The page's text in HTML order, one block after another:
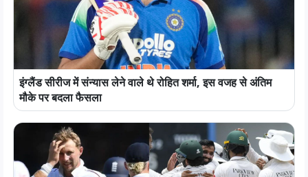
इंग्लैंड सीरीज में संन्यास लेने वाले थे रोहित शर्मा, इस वजह से अंतिम
मौके पर बदला फैसला